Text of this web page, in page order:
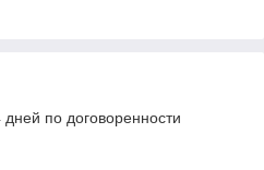
по договоренности